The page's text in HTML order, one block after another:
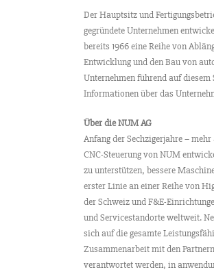
Der Hauptsitz und
gegründete Unternehmen
bereits 1966 eine Reihe von
Entwicklung und den Bau von
Unternehmen führend auf
Informationen über das
Über die NUM AG
Anfang der Sechzigerjahre –
CNC-Steuerung von NUM
zu unterstützen, bessere
erster Linie an einer Reihe von
der Schweiz und F&E-
und Servicestandorte weltweit.
sich auf die gesamte
Zusammenarbeit mit den
verantwortet werden, in